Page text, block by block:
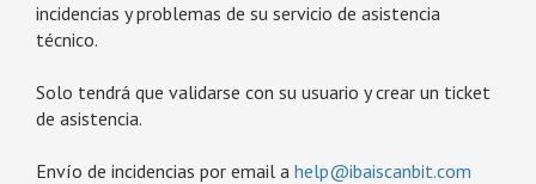
incidencias y problemas de su servicio de asistencia
técnico.
Solo tendrá que validarse con su usuario y crear un ticket
de asistencia.
Envío de incidencias por email a help@ibaiscanbit.com